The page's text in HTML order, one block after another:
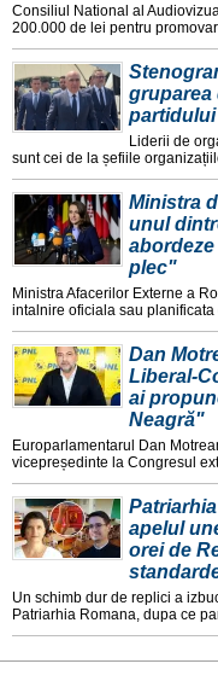
Consiliul National al
200.000 de lei pentru
gruparea
partidului
Liderii de
sunt cei de la șefiile
Ministra
unul
plec"
Ministra Afacerilor Externe a
intalnire oficiala sau planificata
Dan
Liberal-
ai
Neagră"
Europarlamentarul Dan
vicepreședinte la Congresul
apelul
orei de
Un schimb dur de replici a
Patriarhia Romana, dupa ce